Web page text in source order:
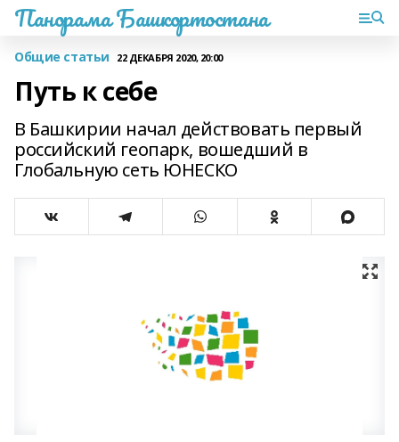
Панорама Башкортостана
Общие статьи 22 ДЕКАБРЯ 2020, 20:00
Путь к себе
В Башкирии начал действовать первый
российский геопарк, вошедший в
Глобальную сеть ЮНЕСКО